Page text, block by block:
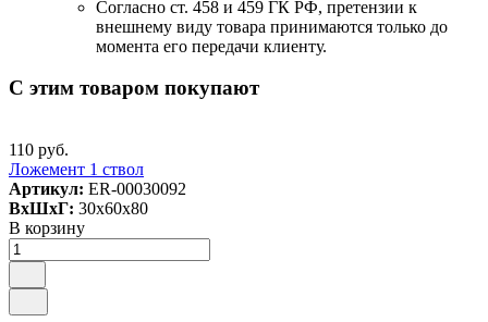
Согласно ст. 458 и 459 ГК РФ, претензии к
внешнему виду товара принимаются только до
момента его передачи клиенту.
С этим товаром покупают
110 руб.
Ложемент 1 ствол
Артикул: ER-00030092
ВxШxГ: 30x60x80
В корзину